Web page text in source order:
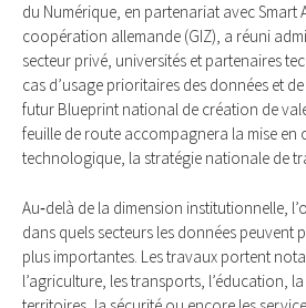
du Numérique, en partenariat avec Smart
coopération allemande (GIZ), a réuni
secteur privé, universités et partenaires
cas d’usage prioritaires des données et
futur Blueprint national de création de
feuille de route accompagnera la mise en
technologique, la stratégie nationale de
Au‑delà de la dimension institutionnelle,
dans quels secteurs les données peuvent
plus importantes. Les travaux portent
l’agriculture, les transports, l’éducation,